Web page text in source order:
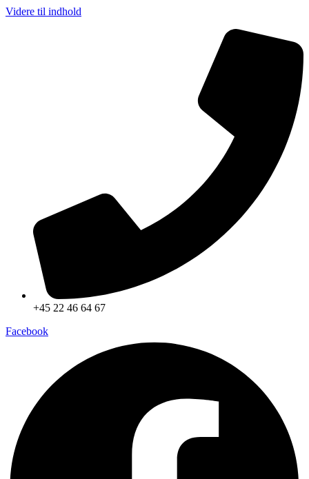
Videre til indhold
+45 22 46 64 67
Facebook